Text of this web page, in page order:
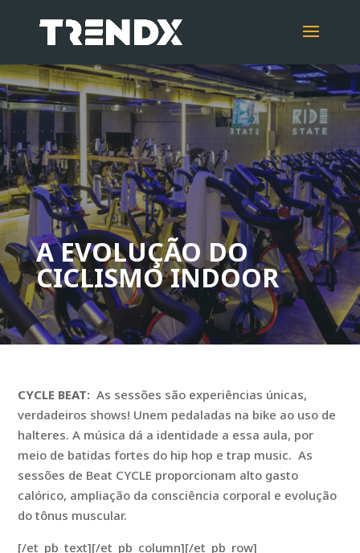
A EVOLUÇÃO DO
CICLISMO INDOOR
CYCLE BEAT: As sessões são experiências únicas,
verdadeiros shows! Unem pedaladas na bike ao uso de
halteres. A música dá a identidade a essa aula, por
meio de batidas fortes do hip hop e trap music. As
sessões de Beat CYCLE proporcionam alto gasto
calórico, ampliação da consciência corporal e evolução
do tônus muscular.
[/et_pb_text][/et_pb_column][/et_pb_row]